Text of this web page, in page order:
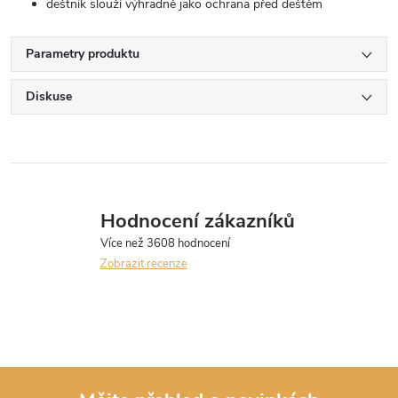
deštník slouží výhradně jako ochrana před deštěm
Parametry produktu
Diskuse
Hodnocení zákazníků
Zobrazit recenze